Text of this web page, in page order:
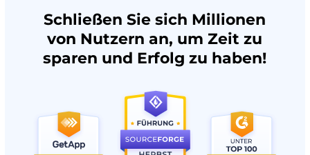
Schließen Sie sich Millionen
von Nutzern an, um Zeit zu
sparen und Erfolg zu haben!